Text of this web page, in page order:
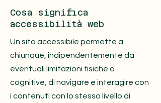
Cosa significa
accessibilità web
Un sito accessibile permette a
chiunque, indipendentemente da
eventuali limitazioni fisiche o
cognitive, di navigare e interagire con
i contenuti con lo stesso livello di